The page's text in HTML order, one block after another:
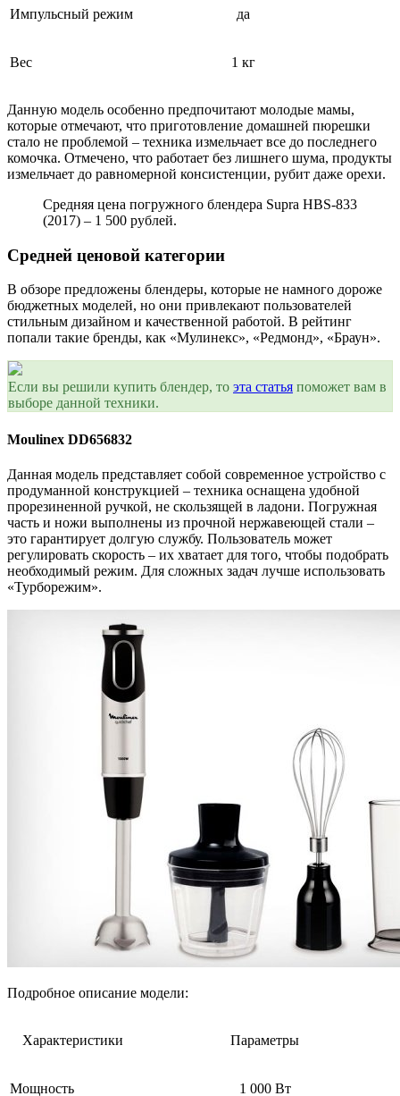
Импульсный режим да
Вес 1 кг
Данную модель особенно предпочитают молодые мамы,
которые отмечают, что приготовление домашней пюрешки
стало не проблемой – техника измельчает все до последнего
комочка. Отмечено, что работает без лишнего шума, продукты
измельчает до равномерной консистенции, рубит даже орехи.
Средняя цена погружного блендера Supra HBS-833
(2017) – 1 500 рублей.
Средней ценовой категории
В обзоре предложены блендеры, которые не намного дороже
бюджетных моделей, но они привлекают пользователей
стильным дизайном и качественной работой. В рейтинг
попали такие бренды, как «Мулинекс», «Редмонд», «Браун».
Если вы решили купить блендер, то эта статья поможет вам в
выборе данной техники.
Moulinex DD656832
Данная модель представляет собой современное устройство с
продуманной конструкцией – техника оснащена удобной
прорезиненной ручкой, не скользящей в ладони. Погружная
часть и ножи выполнены из прочной нержавеющей стали –
это гарантирует долгую службу. Пользователь может
регулировать скорость – их хватает для того, чтобы подобрать
необходимый режим. Для сложных задач лучше использовать
«Турборежим».
Подробное описание модели:
Характеристики Параметры
Мощность 1 000 Вт